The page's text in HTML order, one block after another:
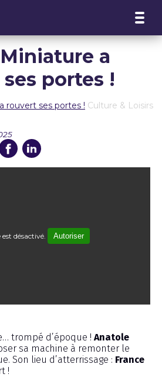
a
portes !
rouvert ses portes ! Culture & Loisirs
désactivé. Autoriser
trompé d’époque ! Anatole
sa machine à remonter le
Son lieu d’atterrissage : France
!
cookies